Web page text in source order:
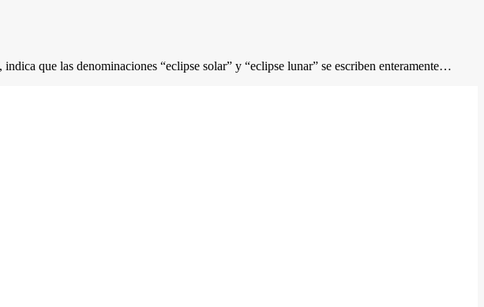
que las denominaciones “eclipse solar” y “eclipse lunar” se escriben enteramente…